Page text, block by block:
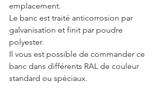
emplacement.
Le banc est traité anticorrosion par
galvanisation et finit par poudre
polyester.
Il vous est possible de commander ce
banc dans différents RAL de couleur
standard ou spéciaux.